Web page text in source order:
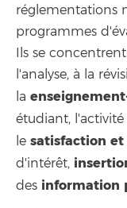
réglementations
programmes
Ils se
l'analyse, à la
la
étudiant,
le satisfaction et
d'intérêt,
des information